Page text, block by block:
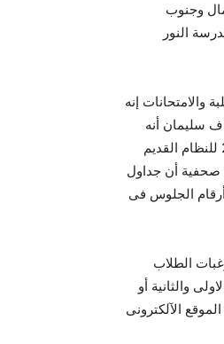
إدارتى شمال وجنوب
لجنة مدرسة النور
والامتحانات إنه
بنظاميها القديم والحديث حتى الخميس 2/4/2016، وأضاف سليمان أنه
حسب الخريطة الزمنية للامتحانات يبدأ امتحان الثانوية العامة للعام الدراسى الحالى 2015/2016 للنظام القديم
7/6/2015 ,و أضاف فى تصريحات صحفية أن جداول
أرقام الجلوس فى
الطلاب
والثانية أو
الآلكترونى